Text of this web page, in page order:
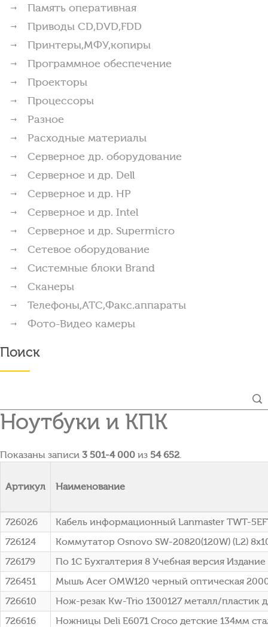
Память оперативная
Приводы CD,DVD,FDD
Принтеры,МФУ,копиры
Программное обеспечение
Проекторы
Процессоры
Разное
Расходные материалы
Серверное др. оборудование
Серверное и др. Dell
Серверное и др. HP
Серверное и др. Intel
Серверное и др. Supermicro
Сетевое оборудование
Системные блоки Brand
Сканеры
Телефоны,АТС,Факс.аппараты
Фото-Видео камеры
Поиск
Ноутбуки и КПК
Показаны записи 3 501-4 000 из 54 652.
Артикул Наименование
726026
Кабель информационный Lanmaster TWT-
726124
Коммутатор Osnovo SW-20820(120W) (L2)
726179
По 1С Бухгалтерия 8 Учебная версия Издание
726451
Мышь Acer OMW120 черный оптическая
726610
Нож-резак Kw-Trio 1300127 металл/пластик
726616
Ножницы Deli E6071 Croco детские 134мм